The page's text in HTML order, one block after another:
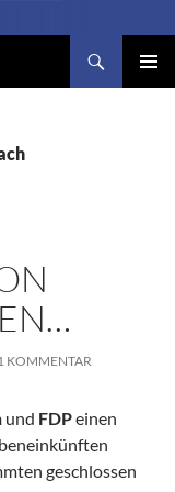
KOMMENTAR
und FDPeinen
geschlossen